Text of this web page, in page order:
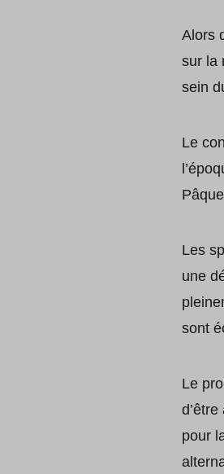
Alors
sur la
sein
Le
Les
une
sont
Le
pour